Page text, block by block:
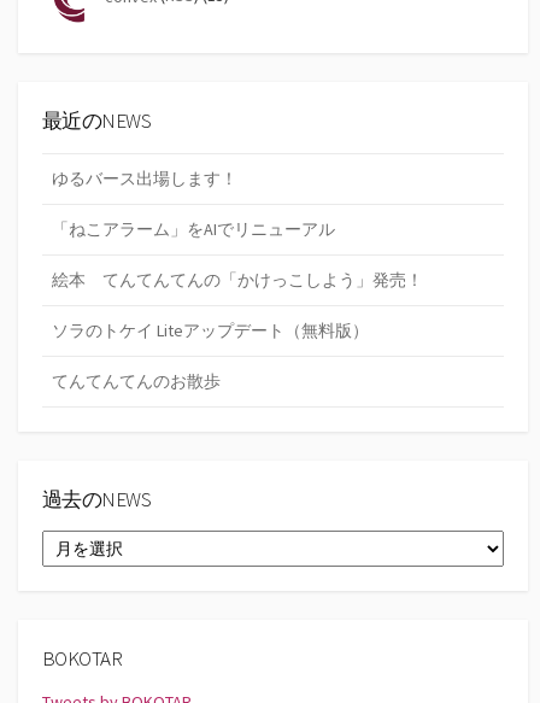
最近のNEWS
ゆるバース出場します！
「ねこアラーム」をAIでリニューアル
絵本 てんてんてんの「かけっこしよう」発売！
ソラのトケイ Liteアップデート（無料版）
てんてんてんのお散歩
過去のNEWS
去
BOKOTAR